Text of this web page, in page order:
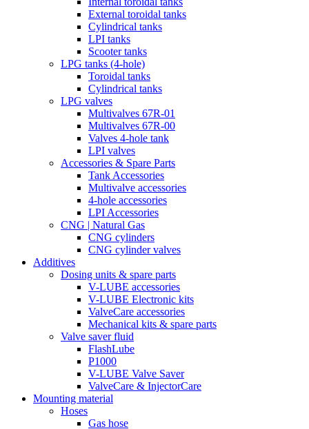
External toroidal tanks
Cylindrical tanks
LPI tanks
Scooter tanks
LPG tanks (4-hole)
Toroidal tanks
Cylindrical tanks
LPG valves
Multivalves 67R-01
Multivalves 67R-00
Valves 4-hole tank
LPI valves
Accessories & Spare Parts
Tank Accessories
Multivalve accessories
4-hole accessories
LPI Accessories
CNG | Natural Gas
CNG cylinders
CNG cylinder valves
Additives
Dosing units & spare parts
V-LUBE accessories
V-LUBE Electronic kits
ValveCare accessories
Mechanical kits & spare parts
Valve saver fluid
FlashLube
P1000
V-LUBE Valve Saver
ValveCare & InjectorCare
Mounting material
Hoses
Gas hose